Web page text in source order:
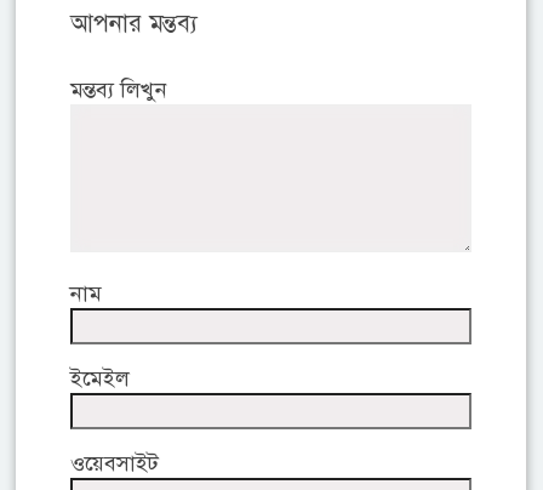
আপনার মন্তব্য
মন্তব্য লিখুন
নাম
ইমেইল
ওয়েবসাইট